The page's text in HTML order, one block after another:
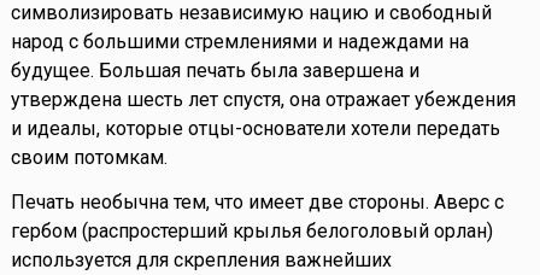
символизировать независимую нацию и свободный
народ с большими стремлениями и надеждами на
будущее. Большая печать была завершена и
утверждена шесть лет спустя, она отражает убеждения
и идеалы, которые отцы-основатели хотели передать
своим потомкам.
Печать необычна тем, что имеет две стороны. Аверс с
гербом (распростерший крылья белоголовый орлан)
используется для скрепления важнейших